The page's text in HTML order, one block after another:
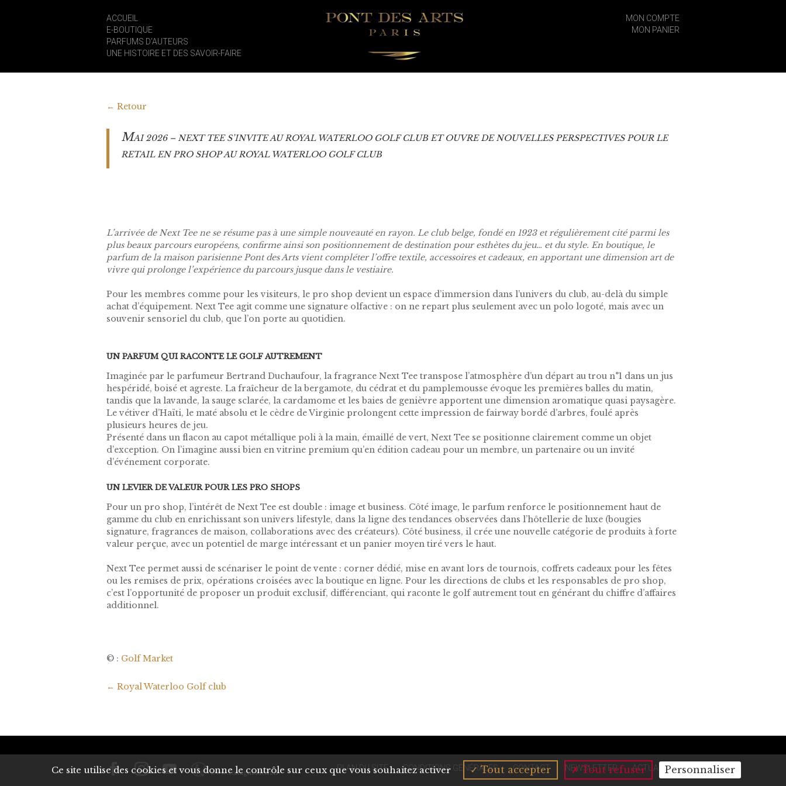
ACCUEIL
E-BOUTIQUE
PARFUMS D’AUTEURS
UNE HISTOIRE ET DES SAVOIR-FAIRE
MON COMPTE
MON PANIER
← Retour
MAI 2026 – NEXT TEE S’INVITE AU ROYAL WATERLOO GOLF CLUB ET OUVRE DE NOUVELLES PERSPECTIVES POUR LE
RETAIL EN PRO SHOP AU ROYAL WATERLOO GOLF CLUB
L’arrivée de Next Tee ne se résume pas à une simple nouveauté en rayon. Le club belge, fondé en 1923 et régulièrement cité parmi les
plus beaux parcours européens, confirme ainsi son positionnement de destination pour esthètes du jeu… et du style. En boutique, le
parfum de la maison parisienne Pont des Arts vient compléter l’offre textile, accessoires et cadeaux, en apportant une dimension art de
vivre qui prolonge l’expérience du parcours jusque dans le vestiaire.
Pour les membres comme pour les visiteurs, le pro shop devient un espace d’immersion dans l’univers du club, au-delà du simple
achat d’équipement. Next Tee agit comme une signature olfactive : on ne repart plus seulement avec un polo logoté, mais avec un
souvenir sensoriel du club, que l’on porte au quotidien.
UN PARFUM QUI RACONTE LE GOLF AUTREMENT
Imaginée par le parfumeur Bertrand Duchaufour, la fragrance Next Tee transpose l’atmosphère d’un départ au trou n°1 dans un jus
hespéridé, boisé et agreste. La fraîcheur de la bergamote, du cédrat et du pamplemousse évoque les premières balles du matin,
tandis que la lavande, la sauge sclarée, la cardamome et les baies de genièvre apportent une dimension aromatique quasi paysagère.
Le vétiver d’Haïti, le maté absolu et le cèdre de Virginie prolongent cette impression de fairway bordé d’arbres, foulé après
plusieurs heures de jeu.
Présenté dans un flacon au capot métallique poli à la main, émaillé de vert, Next Tee se positionne clairement comme un objet
d’exception. On l’imagine aussi bien en vitrine premium qu’en édition cadeau pour un membre, un partenaire ou un invité
d’événement corporate.
UN LEVIER DE VALEUR POUR LES PRO SHOPS
Pour un pro shop, l’intérêt de Next Tee est double : image et business. Côté image, le parfum renforce le positionnement haut de
gamme du club en enrichissant son univers lifestyle, dans la ligne des tendances observées dans l’hôtellerie de luxe (bougies
signature, fragrances de maison, collaborations avec des créateurs). Côté business, il crée une nouvelle catégorie de produits à forte
valeur perçue, avec un potentiel de marge intéressant et un panier moyen tiré vers le haut.
Next Tee permet aussi de scénariser le point de vente : corner dédié, mise en avant lors de tournois, coffrets cadeaux pour les fêtes
ou les remises de prix, opérations croisées avec la boutique en ligne. Pour les directions de clubs et les responsables de pro shop,
c’est l’opportunité de proposer un produit exclusif, différenciant, qui raconte le golf autrement tout en générant du chiffre d’affaires
additionnel.
© : Golf Market
← Royal Waterloo Golf club
www.consignesdetri.fr
PLAN DU SITE CONDITIONS GÉNÉRALES CONTACT NEWSLETTER ACTUALITÉS
Ce site utilise des cookies et vous donne le contrôle sur ceux que vous souhaitez activer Tout accepter Tout refuser Personnaliser